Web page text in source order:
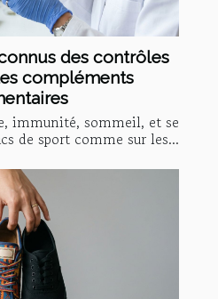
des contrôles
compléments
immunité, sommeil, et se
de sport comme sur les...